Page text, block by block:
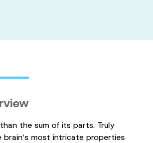
the sum of its parts. Truly
brain’s most intricate properties